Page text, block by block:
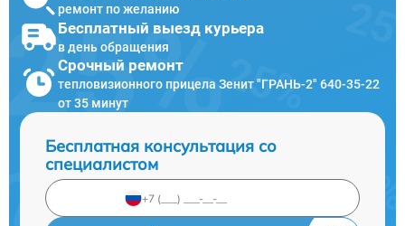
ремонт по желанию
Бесплатный выезд курьера
в день обращения
Срочный ремонт
тепловизионного прицела Зенит "ГРАНЬ-2" 640-35-22
от 35 минут
Бесплатная консультация со
специалистом